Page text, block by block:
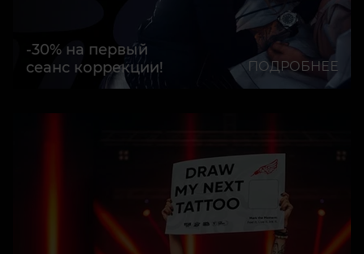
-30% на первый
сеанс коррекции!
ПОДРОБНЕЕ